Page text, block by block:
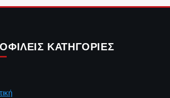
ΚΑΤΗΓΟΡΊΕΣ